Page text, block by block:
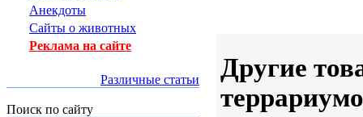
Анекдоты
Сайты о животных
Реклама на сайте
Различные статьи
Поиск по сайту
Другие